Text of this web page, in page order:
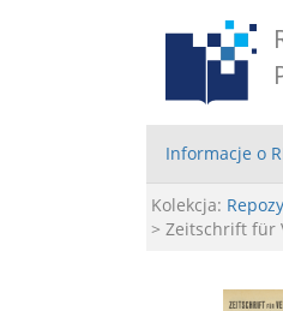
Informacje o
Kolekcja:
> Zeitschrift für